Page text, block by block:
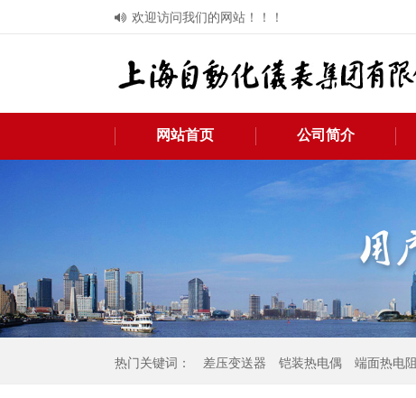
欢迎访问我们的网站！！！
网站首页 公司简介
热门关键词： 差压变送器 铠装热电偶 端面热电阻